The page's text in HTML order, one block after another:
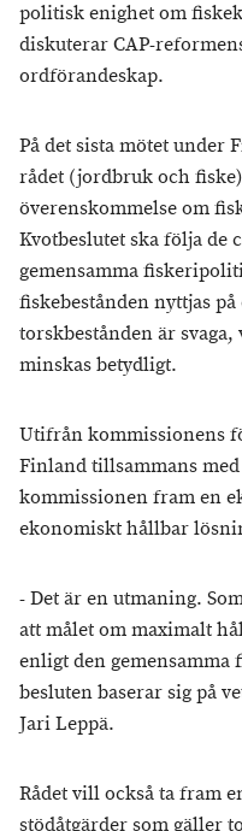
politisk enighet om
diskuterar CAP-
ordförandeskap.
På det sista mötet under
rådet (jordbruk och
överenskommelse om
Kvotbeslutet ska följa de
gemensamma
fiskebestånden nyttjas
torskbestånden är
minskas betydligt.
Utifrån kommissionens
Finland tillsammans
kommissionen fram en
ekonomiskt hållbar
- Det är en utmaning.
att målet om maximalt
enligt den
besluten baserar sig på
Jari Leppä.
Rådet vill också ta fram
stödåtgärder som gäller